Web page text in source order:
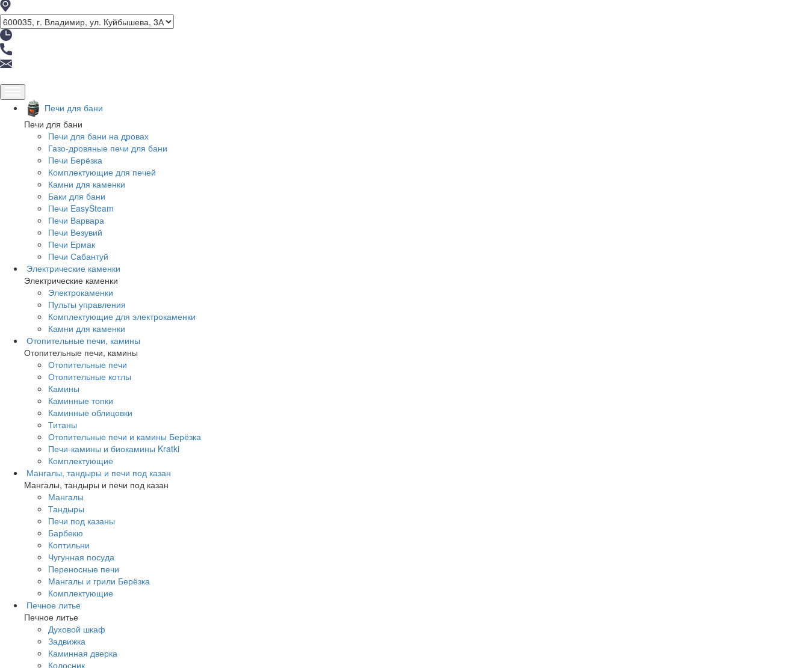
Печи для бани
Печи для бани
Печи для бани на дровах
Газо-дровяные печи для бани
Печи Берёзка
Комплектующие для печей
Камни для каменки
Баки для бани
Печи EasySteam
Печи Варвара
Печи Везувий
Печи Ермак
Печи Сабантуй
Электрические каменки
Электрические каменки
Электрокаменки
Пульты управления
Комплектующие для электрокаменки
Камни для каменки
Отопительные печи, камины
Отопительные печи, камины
Отопительные печи
Отопительные котлы
Камины
Каминные топки
Каминные облицовки
Титаны
Отопительные печи и камины Берёзка
Печи-камины и биокамины Kratki
Комплектующие
Мангалы, тандыры и печи под казан
Мангалы, тандыры и печи под казан
Мангалы
Тандыры
Печи под казаны
Барбекю
Коптильни
Чугунная посуда
Переносные печи
Мангалы и грили Берёзка
Комплектующие
Печное литье
Печное литье
Духовой шкаф
Задвижка
Каминная дверка
Колосник